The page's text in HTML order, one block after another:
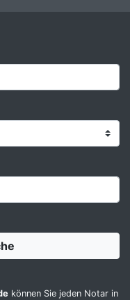
können Sie jeden Notar in